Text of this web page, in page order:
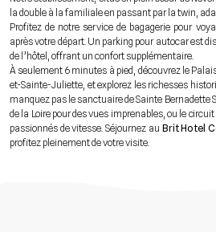
la double à la familiale en passant par la twin,
Profitez de notre service de bagagerie pour
après votre départ. Un parking pour autocar est
de l’hôtel, offrant un confort supplémentaire.
À seulement 6 minutes à pied, découvrez le
et-Sainte-Juliette, et explorez les richesses
manquez pas le sanctuaire de Sainte Bernadette
de la Loire pour des vues imprenables, ou le
passionnés de vitesse. Séjournez au Brit Hotel
profitez pleinement de votre visite.